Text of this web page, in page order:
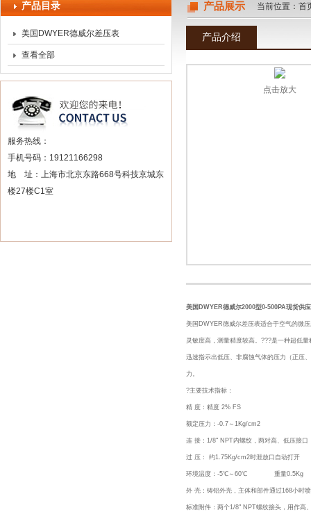
产品目录
美国DWYER德威尔差压表
查看全部
服务热线：
手机号码：19121166298
地 址：上海市北京东路668号科技京城东
楼27楼C1室
产品展示 当前位置： 首
产品介绍
点击放大
美国DWYER德威尔2000型0-500PA现货供应
美国DWYER德威尔差压表适合于空气的微
灵敏度高，测量精度较高。???是一种超低
迅速指示出低压、非腐蚀气体的压力（正压
力。
?主要技术指标：
精 度：精度 2% FS
额定压力：-0.7～1Kg/cm2
连 接：1/8" NPT内螺纹，两对高、低压接口
过 压： 约1.75Kg/cm2时泄放口自动打开
环境温度：-5℃～60℃ 重量0.5Kg
外 壳：铸铝外壳，主体和部件通过168小时
标准附件：两个1/8" NPT螺纹接头，用作高